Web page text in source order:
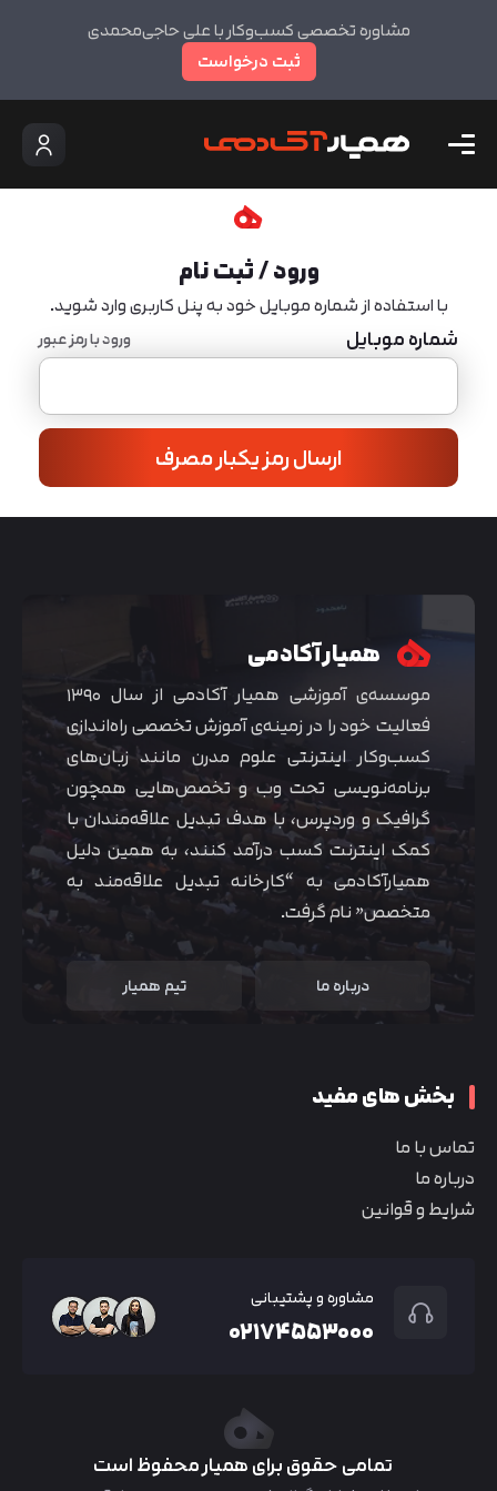
مشاوره تخصصی کسب‌وکار با علی حاجی‌محمدی
ثبت درخواست
ورود / ثبت نام
با استفاده از شماره موبایل خود به پنل کاربری وارد شوید.
شماره موبایل ورود با رمز عبور
ارسال رمز یکبار مصرف
همیار آکادمی
موسسه‌ی آموزشی همیار آکادمی از سال ۱۳۹۰
فعالیت خود را در زمینه‌ی آموزش تخصصی راه‌اندازی
کسب‌و‌کار اینترنتی علوم مدرن مانند زبان‌های
برنامه‌نویسی تحت وب و تخصص‌هایی همچون
گرافیک و وردپرس، با هدف تبدیل علاقه‌مندان با
کمک اینترنت کسب درآمد کنند، به همین دلیل
همیارآکادمی به “کارخانه تبدیل علاقه‌مند به
متخصص” نام گرفت.
درباره ما تیم همیار
بخش های مفید
تماس با ما
درباره ما
شرایط و قوانین
مشاوره و پشتیبانی
۰۲۱۷۴۵۵۳۰۰۰
تمامی حقوق برای همیار محفوظ است
متوجه شدم